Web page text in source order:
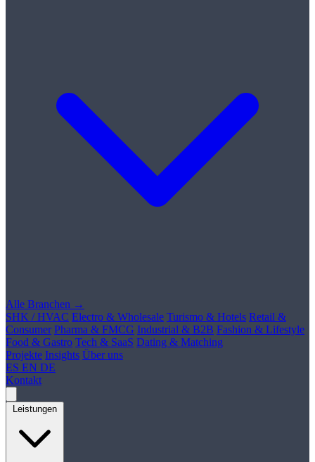
Alle Branchen →
SHK / HVAC Electro & Wholesale Turismo & Hotels Retail &
Consumer Pharma & FMCG Industrial & B2B Fashion & Lifestyle
Food & Gastro Tech & SaaS Dating & Matching
Projekte Insights Über uns
ES EN DE
Kontakt
Leistungen